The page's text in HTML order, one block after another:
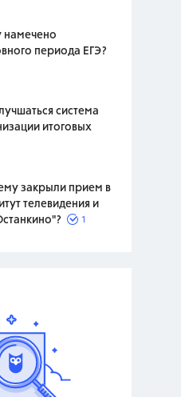
намечено
периода ЕГЭ?
система
итоговых
закрыли прием в
телевидения и
1